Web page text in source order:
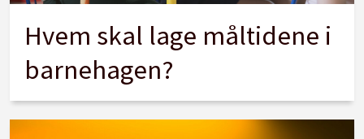
Hvem skal lage måltidene i
barnehagen?